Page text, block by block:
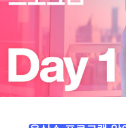
✅ 심폐
✅ 식욕 조
✅ 운동 후